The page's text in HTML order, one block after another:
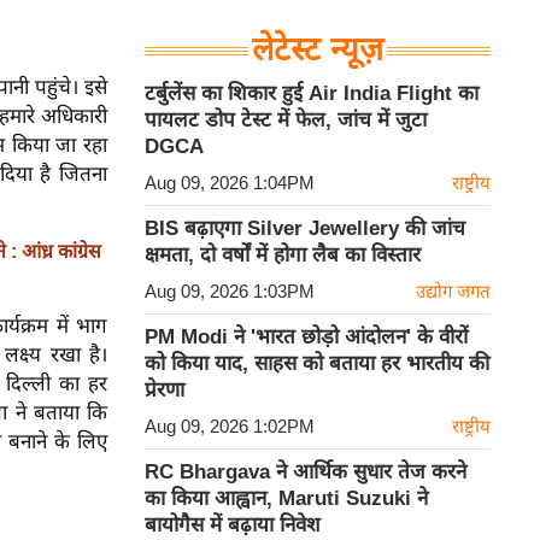
पहुंचे। इसे
अधिकारी
जा रहा
है जितना
: आंध्र कांग्रेस
में भाग
रखा है।
का हर
ने बताया कि
बनाने के लिए
लेटेस्ट न्यूज़
टर्बुलेंस का शिकार हुई Air India Flight का
पायलट डोप टेस्ट में फेल, जांच में जुटा
DGCA
Aug 09, 2026 1:04PM राष्ट्रीय
BIS बढ़ाएगा Silver Jewellery की जांच
क्षमता, दो वर्षों में होगा लैब का विस्तार
Aug 09, 2026 1:03PM उद्योग जगत
PM Modi ने 'भारत छोड़ो आंदोलन' के वीरों
को किया याद, साहस को बताया हर भारतीय की
प्रेरणा
Aug 09, 2026 1:02PM राष्ट्रीय
RC Bhargava ने आर्थिक सुधार तेज करने
का किया आह्वान, Maruti Suzuki ने
बायोगैस में बढ़ाया निवेश